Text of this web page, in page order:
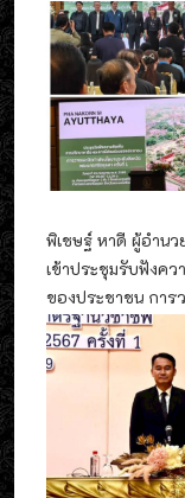
พิเชษฐ์ หาดี ผู้อำน
เข้าประชุมรับฟังคว
ของประชาชน การ